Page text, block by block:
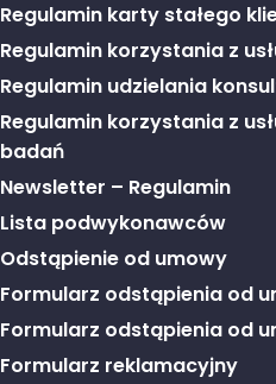
Regulamin karty stałego
Regulamin korzystania z
Regulamin udzielania
Regulamin korzystania z
badań
Newsletter – Regulamin
Lista podwykonawców
Odstąpienie od umowy
Formularz odstąpienia od
Formularz odstąpienia od
Formularz reklamacyjny